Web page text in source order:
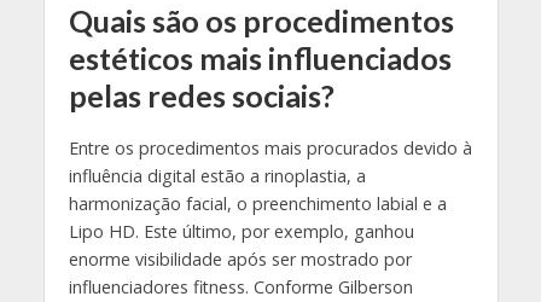
Quais são os procedimentos
estéticos mais influenciados
pelas redes sociais?
Entre os procedimentos mais procurados devido à
influência digital estão a rinoplastia, a
harmonização facial, o preenchimento labial e a
Lipo HD. Este último, por exemplo, ganhou
enorme visibilidade após ser mostrado por
influenciadores fitness. Conforme Gilberson